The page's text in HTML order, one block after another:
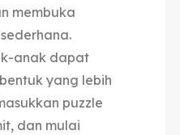
membuka
anak dapat
yang lebih
puzzle
dan mulai